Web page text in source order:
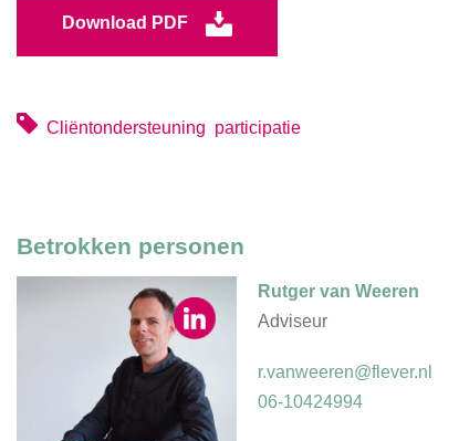
Download PDF
Cliëntondersteuning participatie
Betrokken personen
Rutger van Weeren
Adviseur
r.vanweeren@flever.nl
06-10424994